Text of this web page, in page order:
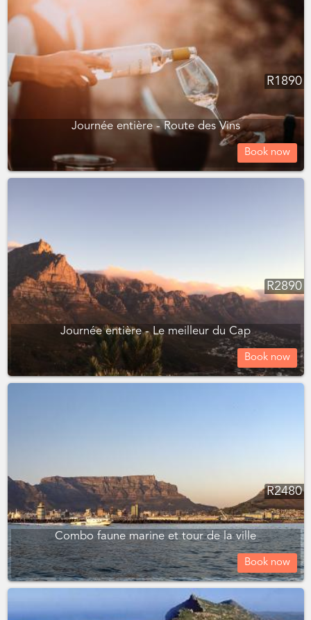
R1890
Journée entière - Route des Vins
Book now
R2890
Journée entière - Le meilleur du Cap
Book now
R2480
Combo faune marine et tour de la ville
Book now